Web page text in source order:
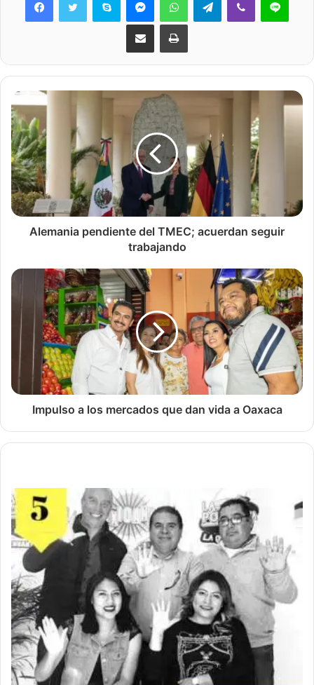
Share via Email Print
Alemania pendiente del TMEC; acuerdan seguir
trabajando
Impulso a los mercados que dan vida a Oaxaca